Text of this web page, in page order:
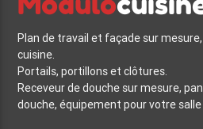
Plan de travail et façade sur
cuisine.
Portails, portillons et clôtures.
Receveur de douche sur mesure,
douche, équipement pour votre salle